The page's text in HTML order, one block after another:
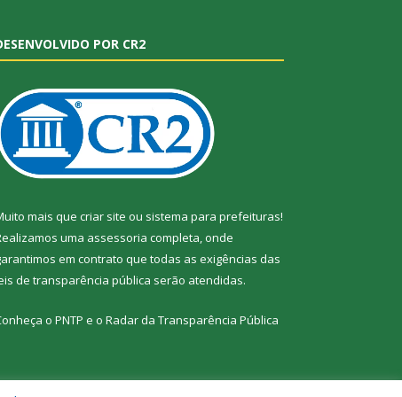
POR CR2
mais que criar site ou sistema para prefeituras!
uma assessoria completa, onde
em contrato que todas as exigências das
de transparência pública serão atendidas.
o PNTP e o Radar da Transparência Pública